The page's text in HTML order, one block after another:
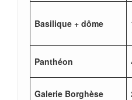
Basilique + dôme
Panthéon
Galerie Borghèse